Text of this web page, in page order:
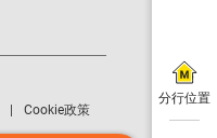
分行位置
Cookie政策